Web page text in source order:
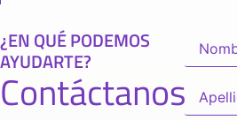
¿EN QUÉ PODEMOS
AYUDARTE?
Contáctanos